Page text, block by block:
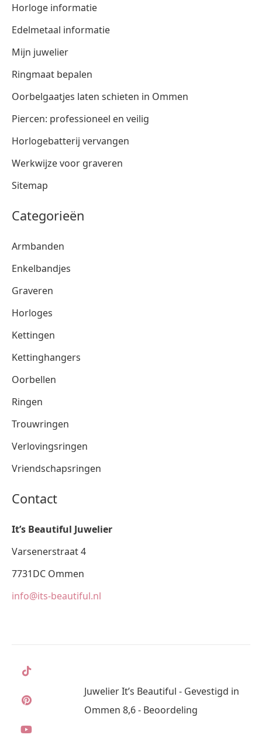
Horloge informatie
Edelmetaal informatie
Mijn juwelier
Ringmaat bepalen
Oorbelgaatjes laten schieten in Ommen
Piercen: professioneel en veilig
Horlogebatterij vervangen
Werkwijze voor graveren
Sitemap
Categorieën
Armbanden
Enkelbandjes
Graveren
Horloges
Kettingen
Kettinghangers
Oorbellen
Ringen
Trouwringen
Verlovingsringen
Vriendschapsringen
Contact
It’s Beautiful Juwelier
Varsenerstraat 4
7731DC Ommen
info@its-beautiful.nl
Juwelier It’s Beautiful - Gevestigd in
Ommen 8,6 - Beoordeling